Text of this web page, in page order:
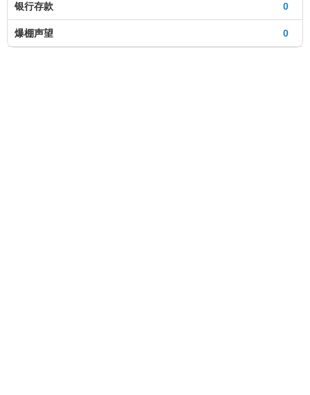
0
银行存款
0
爆棚声望